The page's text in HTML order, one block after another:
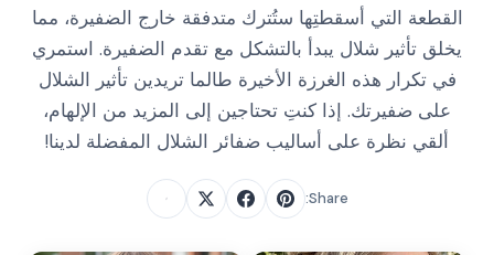
القطعة التي أسقطتِها ستُترك متدفقة خارج الضفيرة، مما
يخلق تأثير شلال يبدأ بالتشكل مع تقدم الضفيرة. استمري
في تكرار هذه الغرزة الأخيرة طالما تريدين تأثير الشلال
على ضفيرتك. إذا كنتِ تحتاجين إلى المزيد من الإلهام،
ألقي نظرة على أساليب ضفائر الشلال المفضلة لدينا!
Share: